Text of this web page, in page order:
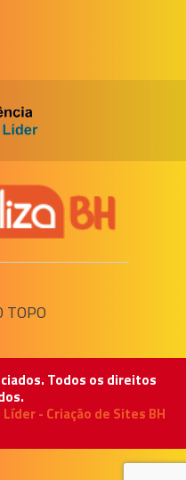
TOPO
Todos os direitos
- Criação de Sites BH